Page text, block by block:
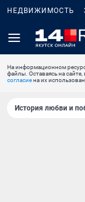
НЕДВИЖИМОСТЬ
На информационном
файлы. Оставаясь на
согласиена их
История любви и